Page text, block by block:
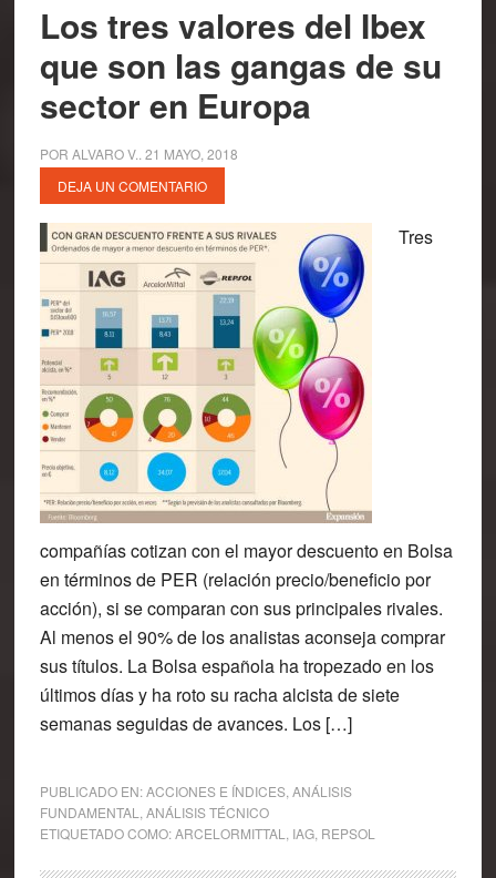
Los tres valores del Ibex
que son las gangas de su
sector en Europa
POR ALVARO V. 21 MAYO, 2018
DEJA UN COMENTARIO
Tres
compañías cotizan con el mayor descuento en Bolsa
en términos de PER (relación precio/beneficio por
acción), si se comparan con sus principales rivales.
Al menos el 90% de los analistas aconseja comprar
sus títulos. La Bolsa española ha tropezado en los
últimos días y ha roto su racha alcista de siete
semanas seguidas de avances. Los […]
PUBLICADO EN:ACCIONES E ÍNDICES, ANÁLISIS
FUNDAMENTAL
ANÁLISIS TÉCNICO
ETIQUETADO COMO:ARCELORMITTAL IAG, REPSOL